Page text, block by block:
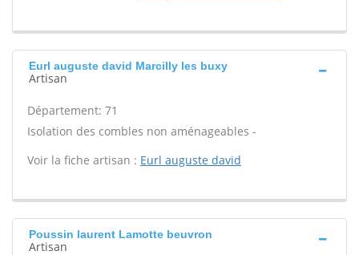
Eurl auguste david Marcilly les buxy
Artisan
Département: 71
Isolation des combles non aménageables -
Voir la fiche artisan : Eurl auguste david
Poussin laurent Lamotte beuvron
Artisan